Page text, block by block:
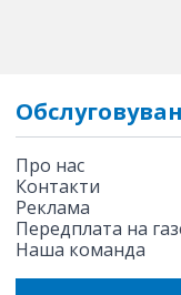
Про нас
Контакти
Реклама
Передплата на
Наша команда